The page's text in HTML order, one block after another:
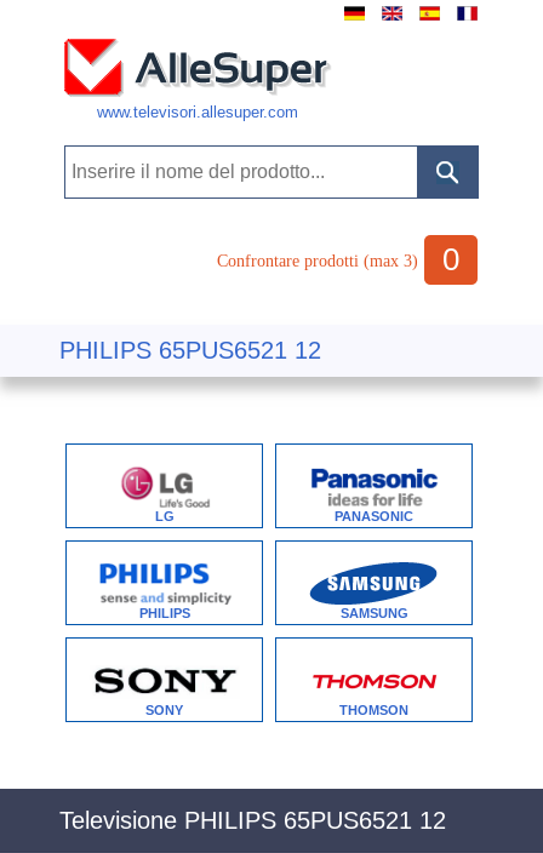
www.televisori.allesuper.com
Confrontare prodotti (max 3) 0
PHILIPS 65PUS6521 12
LG PANASONIC
PHILIPS SAMSUNG
SONY THOMSON
Televisione PHILIPS 65PUS6521 12